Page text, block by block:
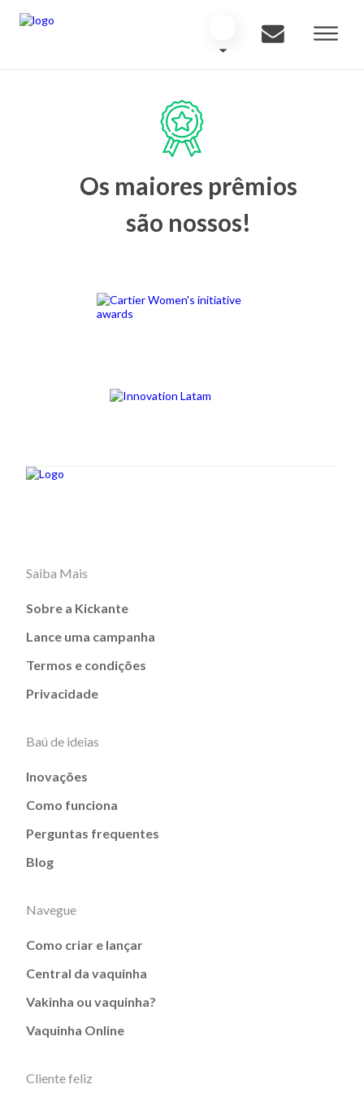
Os maiores prêmios
são nossos!
Saiba Mais
Sobre a Kickante
Lance uma campanha
Termos e condições
Privacidade
Baú de ideias
Inovações
Como funciona
Perguntas frequentes
Blog
Navegue
Como criar e lançar
Central da vaquinha
Vakinha ou vaquinha?
Vaquinha Online
Cliente feliz